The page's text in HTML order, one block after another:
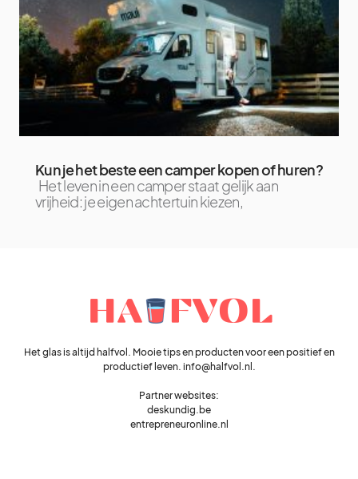
Kun je het beste een camper kopen of huren?
Het leven in een camper staat gelijk aan
vrijheid: je eigen achtertuin kiezen,
Het glas is altijd halfvol. Mooie tips en producten voor een positief en
productief leven. info@halfvol.nl.
Partner websites:
deskundig.be
entrepreneuronline.nl